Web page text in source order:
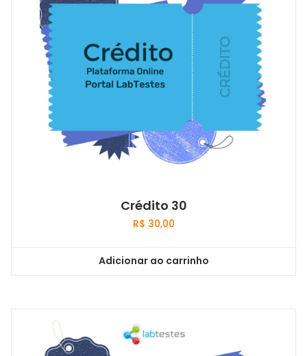
Crédito 30
R$ 30,00
Adicionar ao carrinho